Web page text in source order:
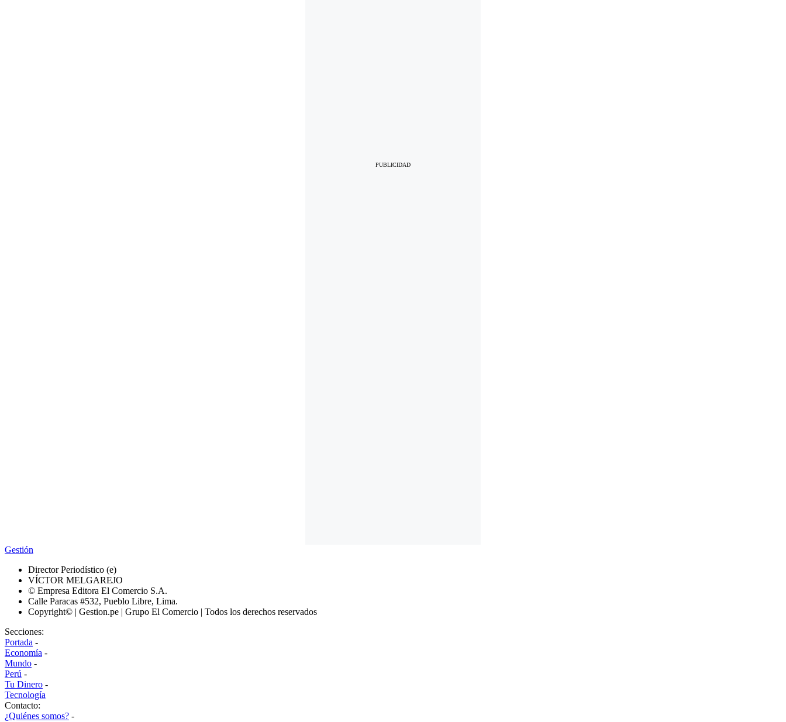
Gestión
Director Periodístico (e)
VÍCTOR MELGAREJO
© Empresa Editora El Comercio S.A.
Calle Paracas #532, Pueblo Libre, Lima.
Copyright© | Gestion.pe | Grupo El Comercio | Todos los derechos reservados
Secciones:
Portada -
Economía -
Mundo -
Perú -
Tu Dinero -
Tecnología
Contacto:
¿Quiénes somos? -